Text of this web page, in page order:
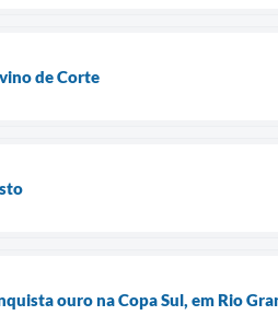
de Corte
ouro na Copa Sul, em Rio